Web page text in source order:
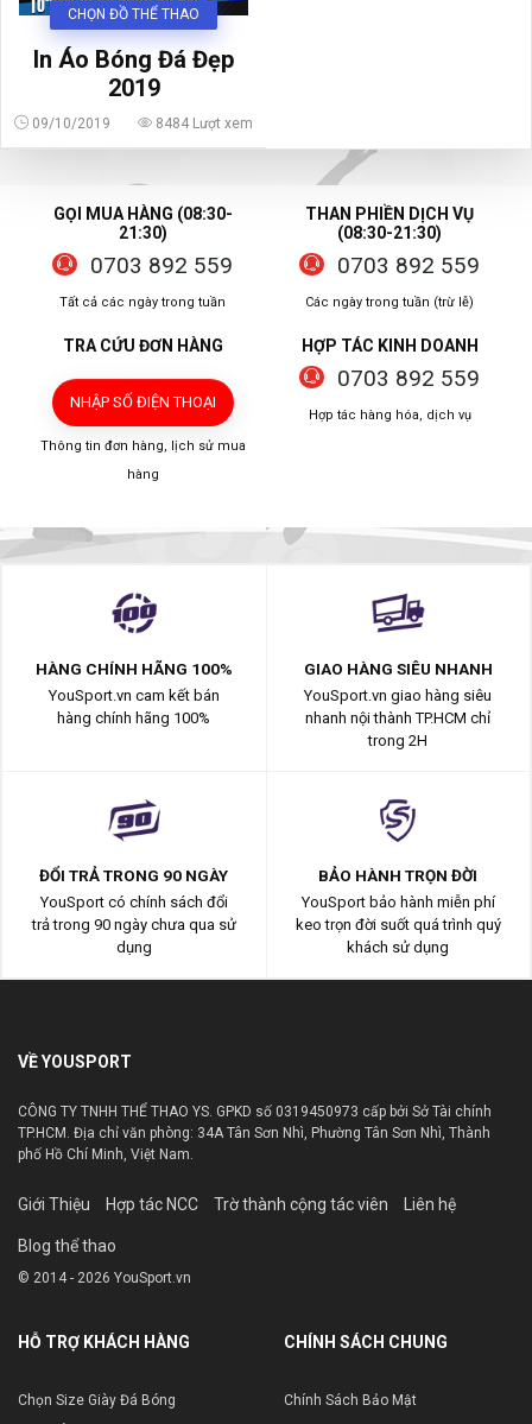
CHỌN ĐỒ THỂ THAO
In Áo Bóng Đá Đẹp
2019
09/10/2019 8484 Lượt xem
GỌI MUA HÀNG (08:30-
21:30)
0703 892 559
Tất cả các ngày trong tuần
THAN PHIỀN DỊCH VỤ
(08:30-21:30)
0703 892 559
Các ngày trong tuần (trừ lễ)
TRA CỨU ĐƠN HÀNG
NHẬP SỐ ĐIỆN THOẠI
Thông tin đơn hàng, lịch sử mua
hàng
HỢP TÁC KINH DOANH
0703 892 559
Hợp tác hàng hóa, dịch vụ
HÀNG CHÍNH HÃNG 100%
YouSport.vn cam kết bán
hàng chính hãng 100%
GIAO HÀNG SIÊU NHANH
YouSport.vn giao hàng siêu
nhanh nội thành TP.HCM chỉ
trong 2H
ĐỔI TRẢ TRONG 90 NGÀY
YouSport có chính sách đổi
trả trong 90 ngày chưa qua sử
dụng
BẢO HÀNH TRỌN ĐỜI
YouSport bảo hành miễn phí
keo trọn đời suốt quá trình quý
khách sử dụng
VỀ YOUSPORT
CÔNG TY TNHH THỂ THAO YS. GPKD số 0319450973 cấp bởi Sở Tài chính
TP.HCM. Địa chỉ văn phòng: 34A Tân Sơn Nhì, Phường Tân Sơn Nhì, Thành
phố Hồ Chí Minh, Việt Nam.
Giới Thiệu Hợp tác NCC Trờ thành cộng tác viên Liên hệ
Blog thể thao
© 2014 - 2026 YouSport.vn
HỖ TRỢ KHÁCH HÀNG
Chọn Size Giày Đá Bóng
CHÍNH SÁCH CHUNG
Chính Sách Bảo Mật